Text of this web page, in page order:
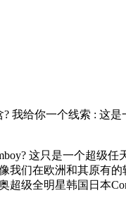
我给你一个线索 : 这
这只是一个超级
我们在欧洲和其原有
级全明星韩国日本